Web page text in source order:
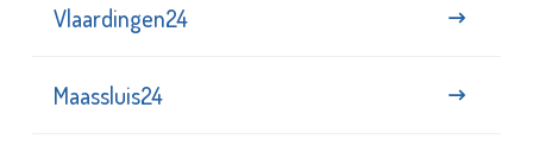
Vlaardingen24
Maassluis24